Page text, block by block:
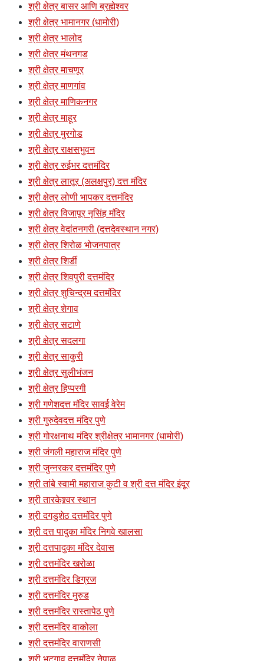
श्री क्षेत्र बासर आणि ब्रह्मेश्वर
श्री क्षेत्र भामानगर (धामोरी)
श्री क्षेत्र भालोद
श्री क्षेत्र मंथनगड
श्री क्षेत्र माचणूर
श्री क्षेत्र माणगांव
श्री क्षेत्र माणिकनगर
श्री क्षेत्र माहूर
श्री क्षेत्र मुरगोड
श्री क्षेत्र राक्षसभुवन
श्री क्षेत्र रुईभर दत्तमंदिर
श्री क्षेत्र लातूर (अलक्षपुर) दत्त मंदिर
श्री क्षेत्र लोणी भापकर दत्तमंदिर
श्री क्षेत्र विजापूर नृसिंह मंदिर
श्री क्षेत्र वेदांतनगरी (दत्तदेवस्थान नगर)
श्री क्षेत्र शिरोळ भोजनपात्र
श्री क्षेत्र शिर्डी
श्री क्षेत्र शिवपुरी दत्तमंदिर
श्री क्षेत्र शुचिन्द्रम दत्तमंदिर
श्री क्षेत्र शेगाव
श्री क्षेत्र सटाणे
श्री क्षेत्र सदलगा
श्री क्षेत्र साकुरी
श्री क्षेत्र सुलीभंजन
श्री क्षेत्र हिप्परगी
श्री गणेशदत्त मंदिर सावई वेरेम
श्री गुरुदेवदत्त मंदिर पुणे
श्री गोरक्षनाथ मंदिर श्रीक्षेत्र भामानगर (धामोरी)
श्री जंगली महाराज मंदिर पुणे
श्री जुन्नरकर दत्तमंदिर पुणे
श्री तांबे स्वामी महाराज कुटी व श्री दत्त मंदिर इंदूर
श्री तारकेश्र्वर स्थान
श्री दगडुशेठ दत्तमंदिर पुणे
श्री दत्त पादुका मंदिर निगवे खालसा
श्री दत्तपादुका मंदिर देवास
श्री दत्तमंदिर खरोळा
श्री दत्तमंदिर डिग्रज
श्री दत्तमंदिर मुरुड
श्री दत्तमंदिर रास्तापेठ पुणे
श्री दत्तमंदिर वाकोला
श्री दत्तमंदिर वाराणसी
श्री भटगाव दत्तमंदिर नेपाळ